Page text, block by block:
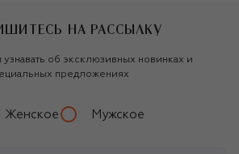
НА РАССЫЛКУ
об эксклюзивных новинках и
предложениях
Женское Мужское